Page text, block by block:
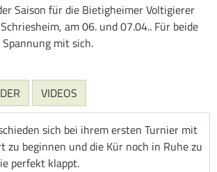
Saison für die Bietigheimer Voltigierer
am 06. und 07.04.. Für beide
mit sich.
VIDEOS
sich bei ihrem ersten Turnier mit
zu beginnen und die Kür noch in Ruhe zu
perfekt klappt.